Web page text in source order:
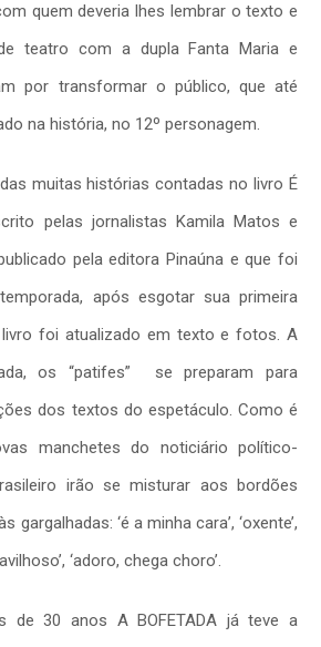
quem deveria lhes lembrar o texto e
teatro com a dupla Fanta Maria e
por transformar o público, que até
na história, no 12º personagem.
muitas histórias contadas no livro É
pelas jornalistas Kamila Matos e
pela editora Pinaúna e que foi
após esgotar sua primeira
livro foi atualizado em texto e fotos. A
os “patifes” se preparam para
dos textos do espetáculo. Como é
manchetes do noticiário político-
irão se misturar aos bordões
gargalhadas: ‘é a minha cara’, ‘oxente’,
‘adoro, chega choro’.
de 30 anos A BOFETADA já teve a